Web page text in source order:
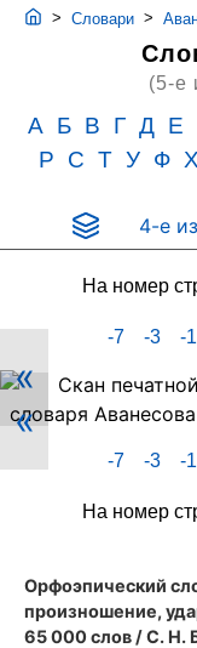
> Словари >
(5-е
А Б В Г Д Е
Р
С Т У Ф Х
4-е
На номер
-7 -3 -1
Скан
PDF-
страницы
108
Аванесова
«
«
-7 -3 -1
На номер
Орфоэпический
произношение,
65 000 слов / С. Н.